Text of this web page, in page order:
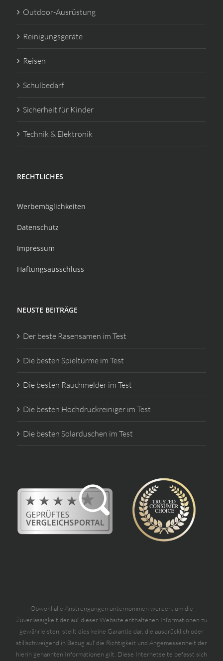
Outdoor-Ausrüstung
Reinigungsgeräte
Reisen
Schulbedarf
Sicherheit für Kinder
Technik & Elektronik
RECHTLICHES
Werbemöglichkeiten
Datenschutz
Impressum
Haftungsausschluss
NEUSTE BEITRÄGE
Der beste Rasensamen im Test
Die besten Spieltürme im Test
Die besten Rauchmelder im Test
Die besten Hochdruckreiniger im Test
Die besten Solarduschen im Test
Obwohl alle Anstrengungen unternommen werden, um die
Zuverlässigkeit der auf dieser Website enthaltenen Informationen zu
gewährleisten, stellt dies keine Garantie dar, die ausdrücklich oder
stillschweigend in Bezug auf die Richtigkeit und Angemessenheit der
hierin genannten Informationen gilt. Diese Internetseite befasst sich